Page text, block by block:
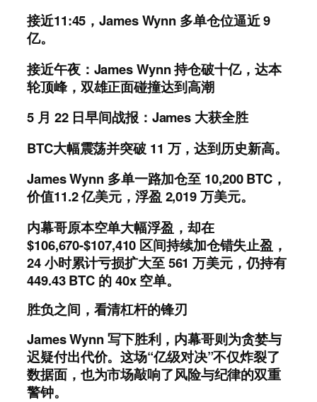
接近11:45，James Wynn 多单仓位逼近 9
亿。
接近午夜：James Wynn 持仓破十亿，达本
轮顶峰，双雄正面碰撞达到高潮
5 月 22 日早间战报：James 大获全胜
BTC大幅震荡并突破 11 万，达到历史新高。
James Wynn 多单一路加仓至 10,200 BTC，
价值11.2 亿美元，浮盈 2,019 万美元。
内幕哥原本空单大幅浮盈，却在
$106,670-$107,410 区间持续加仓错失止盈，
24 小时累计亏损扩大至 561 万美元，仍持有
449.43 BTC 的 40x 空单。
胜负之间，看清杠杆的锋刃
James Wynn 写下胜利，内幕哥则为贪婪与
迟疑付出代价。这场“亿级对决”不仅炸裂了
数据面，也为市场敲响了风险与纪律的双重
警钟。